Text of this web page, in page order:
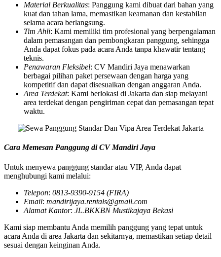
Material Berkualitas: Panggung kami dibuat dari bahan yang
kuat dan tahan lama, memastikan keamanan dan kestabilan
selama acara berlangsung.
Tim Ahli: Kami memiliki tim profesional yang berpengalaman
dalam pemasangan dan pembongkaran panggung, sehingga
Anda dapat fokus pada acara Anda tanpa khawatir tentang
teknis.
Penawaran Fleksibel: CV Mandiri Jaya menawarkan
berbagai pilihan paket persewaan dengan harga yang
kompetitif dan dapat disesuaikan dengan anggaran Anda.
Area Terdekat: Kami berlokasi di Jakarta dan siap melayani
area terdekat dengan pengiriman cepat dan pemasangan tepat
waktu.
Cara Memesan Panggung di CV Mandiri Jaya
Untuk menyewa panggung standar atau VIP, Anda dapat
menghubungi kami melalui:
Telepon: 0813-9390-9154 (FIRA)
Email: mandirijaya.rentals@gmail.com
Alamat Kantor: JL.BKKBN Mustikajaya Bekasi
Kami siap membantu Anda memilih panggung yang tepat untuk
acara Anda di area Jakarta dan sekitarnya, memastikan setiap detail
sesuai dengan keinginan Anda.